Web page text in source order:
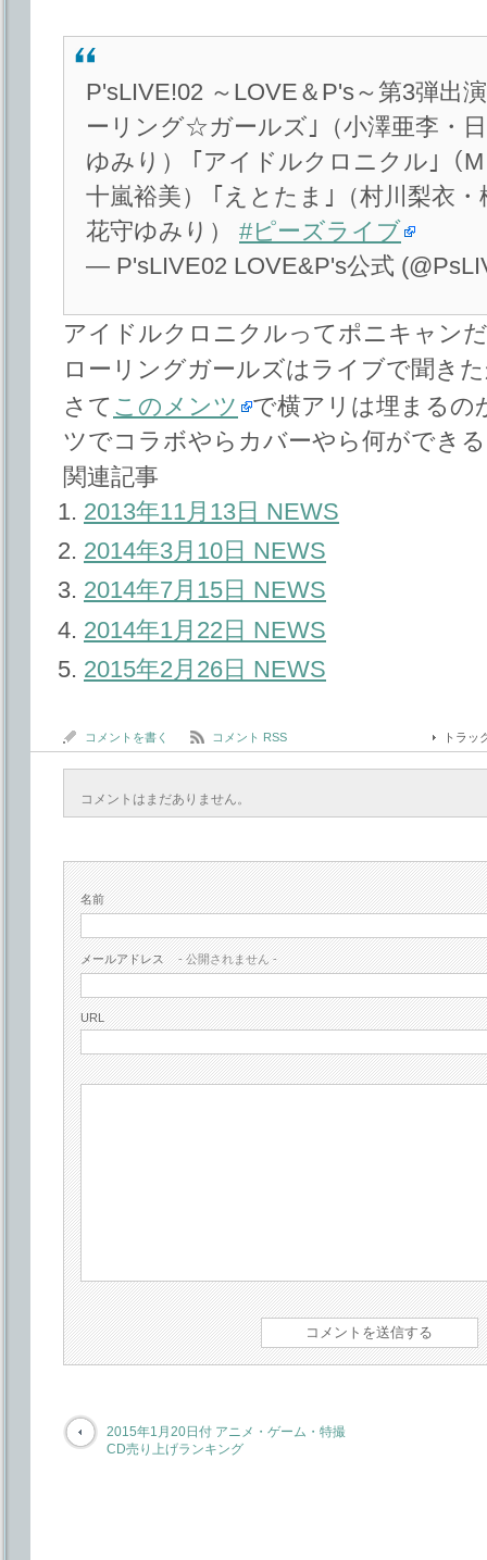
P'sLIVE!02 ～LOVE＆P's～第3弾出
ーリング☆ガールズ｣（小澤亜李・
ゆみり） ｢アイドルクロニクル｣（
十嵐裕美） ｢えとたま｣（村川梨衣
花守ゆみり） #ピーズライブ
— P'sLIVE02 LOVE&P's公式
アイドルクロニクルってポニキャン
ローリングガールズはライブで聞き
さて このメンツ
で横アリは埋まるの
ツでコラボやらカバーやら何ができ
関連記事
2013年11月13日 NEWS
2014年3月10日 NEWS
2014年7月15日 NEWS
2014年1月22日 NEWS
2015年2月26日 NEWS
コメントを書く コメント RSS トラ
コメントはまだありません。
名前
メールアドレス - 公開されません -
URL
2015年1月20日付 アニメ・ゲーム・特撮
CD売り上げランキング